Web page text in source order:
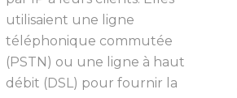
util isaient une igne
té léphonique commutée
(PSTN) ou une igne à haut
dé bit (DSL) pour fournir la